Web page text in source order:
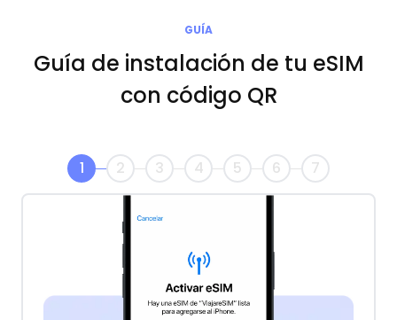
GUÍA
Guía de instalación de tu eSIM
con código QR
1 2 3 4 5 6 7